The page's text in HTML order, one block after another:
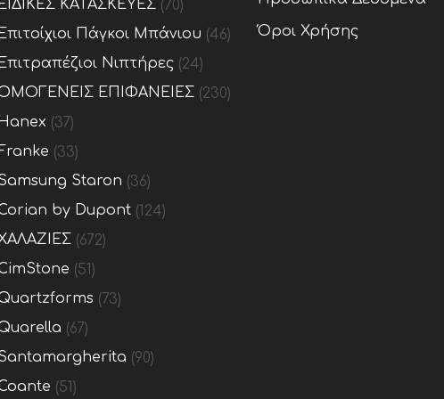
ΕΙΔΙΚΕΣ ΚΑΤΑΣΚΕΥΕΣ (70)
Επιτοίχιοι Πάγκοι Μπάνιου (46)
Επιτραπέζιοι Νιπτήρες (24)
ΕΠΙΦΑΝΕΙΕΣ (230)
Hanex (37)
(33)
Staron (36)
by Dupont (124)
(672)
(51)
(73)
(67)
(90)
(51)
Όροι Χρήσης